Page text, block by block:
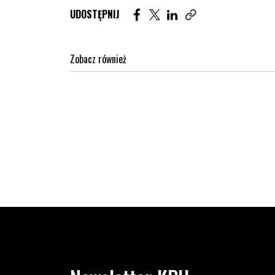
UDOSTĘPNIJ Udostępnij artykuł na Facebook.
Udostępnij artykuł na
Udostępnij artykuł na
Zobacz również